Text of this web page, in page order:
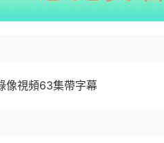
像視頻63集帶字幕